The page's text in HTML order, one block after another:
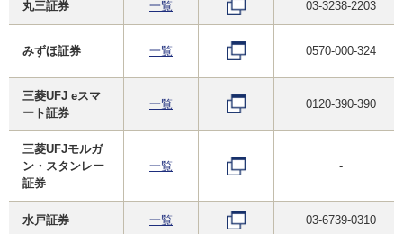
丸三証券 一覧 03-3238-2203
みずほ証券 一覧 0570-000-324
三菱UFJ eスマ
ート証券
一覧 0120-390-390
三菱UFJモルガ
ン・スタンレー
証券
一覧 -
水戸証券 一覧 03-6739-0310